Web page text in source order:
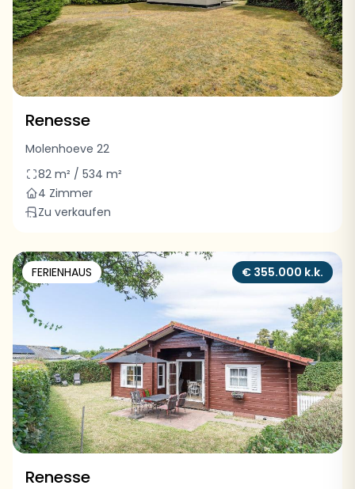
Renesse
Molenhoeve 22
82 m² / 534 m²
4 Zimmer
Zu verkaufen
FERIENHAUS € 355.000 k.k.
Renesse